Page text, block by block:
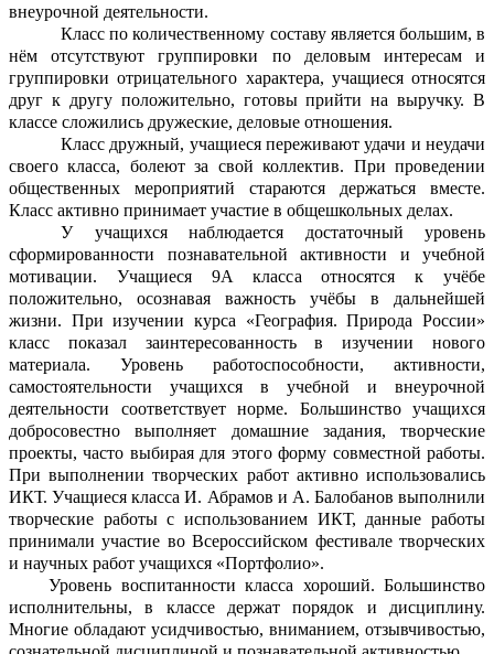
внеурочной деятельности.
Класс по количественному составу является большим, в
нём отсутствуют группировки по деловым интересам и
группировки отрицательного характера, учащиеся относятся
друг к другу положительно, готовы прийти на выручку. В
классе сложились дружеские, деловые отношения.
Класс дружный, учащиеся переживают удачи и неудачи
своего класса, болеют за свой коллектив. При проведении
общественных мероприятий стараются держаться вместе.
Класс активно принимает участие в общешкольных делах.
У учащихся наблюдается достаточный уровень
сформированности познавательной активности и учебной
мотивации. Учащиеся 9А класса относятся к учёбе
положительно, осознавая важность учёбы в дальнейшей
жизни. При изучении курса «География. Природа России»
класс показал заинтересованность в изучении нового
материала. Уровень работоспособности, активности,
самостоятельности учащихся в учебной и внеурочной
деятельности соответствует норме. Большинство учащихся
добросовестно выполняет домашние задания, творческие
проекты, часто выбирая для этого форму совместной работы.
При выполнении творческих работ активно использовались
ИКТ. Учащиеся класса И. Абрамов и А. Балобанов выполнили
творческие работы с использованием ИКТ, данные работы
принимали участие во Всероссийском фестивале творческих
и научных работ учащихся «Портфолио».
Уровень воспитанности класса хороший. Большинство
исполнительны, в классе держат порядок и дисциплину.
Многие обладают усидчивостью, вниманием, отзывчивостью,